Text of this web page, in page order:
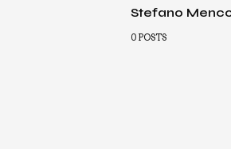
Stefano
0 POSTS